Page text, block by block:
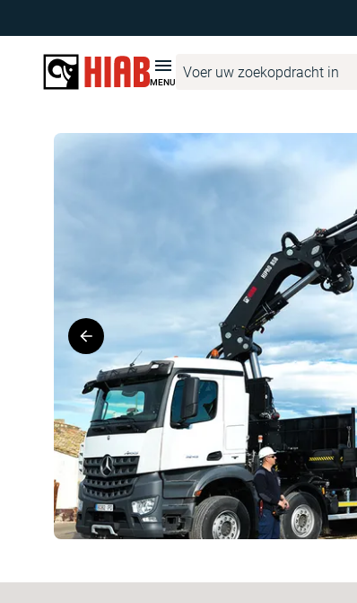
MENU
Hiab Netherlands Productzoeker HIAB HIAB X-